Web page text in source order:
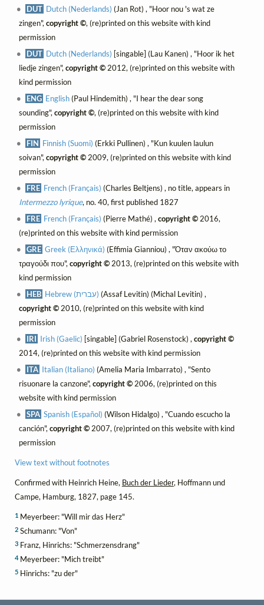
DUT Dutch (Nederlands) (Jan Rot) , "Hoor nou 's wat ze
zingen", copyright ©, (re)printed on this website with kind
permission
DUT Dutch (Nederlands) [singable] (Lau Kanen) , "Hoor ik het
liedje zingen", copyright ©2012, (re)printed on this website with
kind permission
ENG English(Paul Hindemith) , "I hear the dear song
sounding", copyright ©, (re)printed on this website with kind
permission
FIN Finnish (Suomi) (Erkki Pullinen) , "Kun kuulen laulun
soivan", copyright ©2009, (re)printed on this website with kind
permission
FRE French (Français) (Charles Beltjens) , no title, appears in
Intermezzo lyrique, no. 40, first published 1827
FRE French (Français) (Pierre Mathé) ,copyright © 2016,
(re)printed on this website with kind permission
GRE Greek (Ελληνικά) (Effimia Gianniou) , "Όταν ακούω το
τραγούδι που", copyright ©2013, (re)printed on this website with
kind permission
HEB
Hebrew (עברית) (Assaf Levitin) (Michal Levitin) ,
copyright ©2010, (re)printed on this website with kind
permission
IRI Irish (Gaelic) [singable] (Gabriel Rosenstock) ,copyright ©
2014, (re)printed on this website with kind permission
ITA Italian (Italiano) (Amelia Maria Imbarrato) , "Sento
risuonare la canzone", copyright ©2006, (re)printed on this
website with kind permission
SPA Spanish (Español) (Wilson Hidalgo) , "Cuando escucho la
canción", copyright ©2007, (re)printed on this website with kind
permission
View text without footnotes
Confirmed with Heinrich Heine, Buch der Lieder, Hoffmann und
Campe, Hamburg, 1827, page 145.
1Meyerbeer: "Will mir das Herz"
2Schumann: "Von"
3Franz, Hinrichs: "Schmerzensdrang"
4Meyerbeer: "Mich treibt"
5Hinrichs: "zu der"